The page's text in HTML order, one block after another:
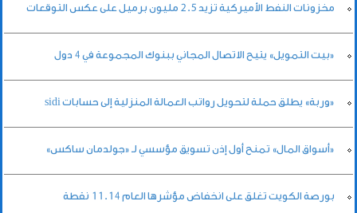
مخزونات النفط الأميركية تزيد 2.5 مليون برميل على عكس التوقعات
«بيت التمويل» يتيح الاتصال المجاني ببنوك المجموعة في 4 دول
«وربة» يطلق حملة لتحويل رواتب العمالة المنزلية إلى حسابات sidi
«أسواق المال» تمنح أول إذن تسويق مؤسسي لـ «جولدمان ساكس»
بورصة الكويت تغلق على انخفاض مؤشرها العام 11.14 نقطة